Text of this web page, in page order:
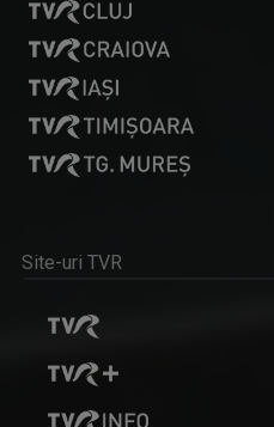
Site-uri TVR